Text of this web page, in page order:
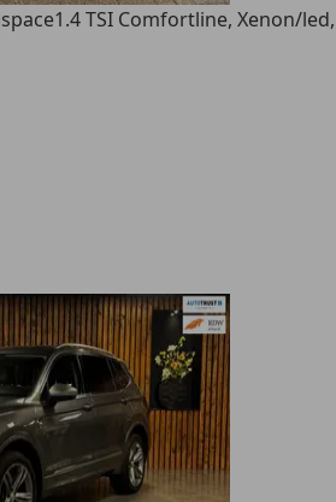
1.4 TSI Comfortline, Xenon/led,